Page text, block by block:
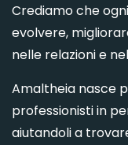
Crediamo che
evolvere,
nelle relazioni e
Amaltheia nasce
professionisti in
aiutandoli a